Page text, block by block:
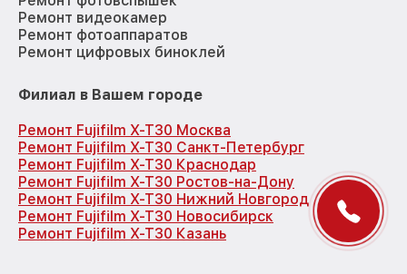
Ремонт видеокамер
Ремонт фотоаппаратов
Ремонт цифровых биноклей
Филиал в Вашем городе
Ремонт Fujifilm X-T30 Москва
Ремонт Fujifilm X-T30 Санкт-Петербург
Ремонт Fujifilm X-T30 Краснодар
Ремонт Fujifilm X-T30 Ростов-на-Дону
Ремонт Fujifilm X-T30 Нижний Новгород
Ремонт Fujifilm X-T30 Новосибирск
Ремонт Fujifilm X-T30 Казань